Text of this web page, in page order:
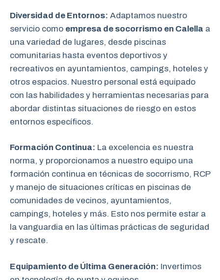
Diversidad de Entornos: Adaptamos nuestro
servicio como empresa de socorrismo en Calella a
una variedad de lugares, desde piscinas
comunitarias hasta eventos deportivos y
recreativos en ayuntamientos, campings, hoteles y
otros espacios. Nuestro personal está equipado
con las habilidades y herramientas necesarias para
abordar distintas situaciones de riesgo en estos
entornos específicos.
Formación Continua: La excelencia es nuestra
norma, y proporcionamos a nuestro equipo una
formación continua en técnicas de socorrismo, RCP
y manejo de situaciones críticas en piscinas de
comunidades de vecinos, ayuntamientos,
campings, hoteles y más. Esto nos permite estar a
la vanguardia en las últimas prácticas de seguridad
y rescate.
Equipamiento de Última Generación: Invertimos